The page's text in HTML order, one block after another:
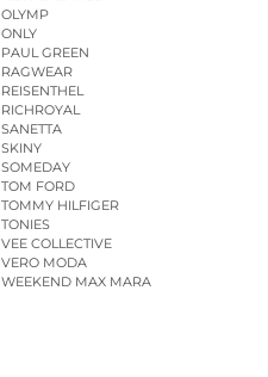
OLYMP
ONLY
PAUL GREEN
RAGWEAR
REISENTHEL
RICHROYAL
SANETTA
SKINY
SOMEDAY
TOM FORD
TOMMY HILFIGER
TONIES
VEE COLLECTIVE
VERO MODA
WEEKEND MAX MARA